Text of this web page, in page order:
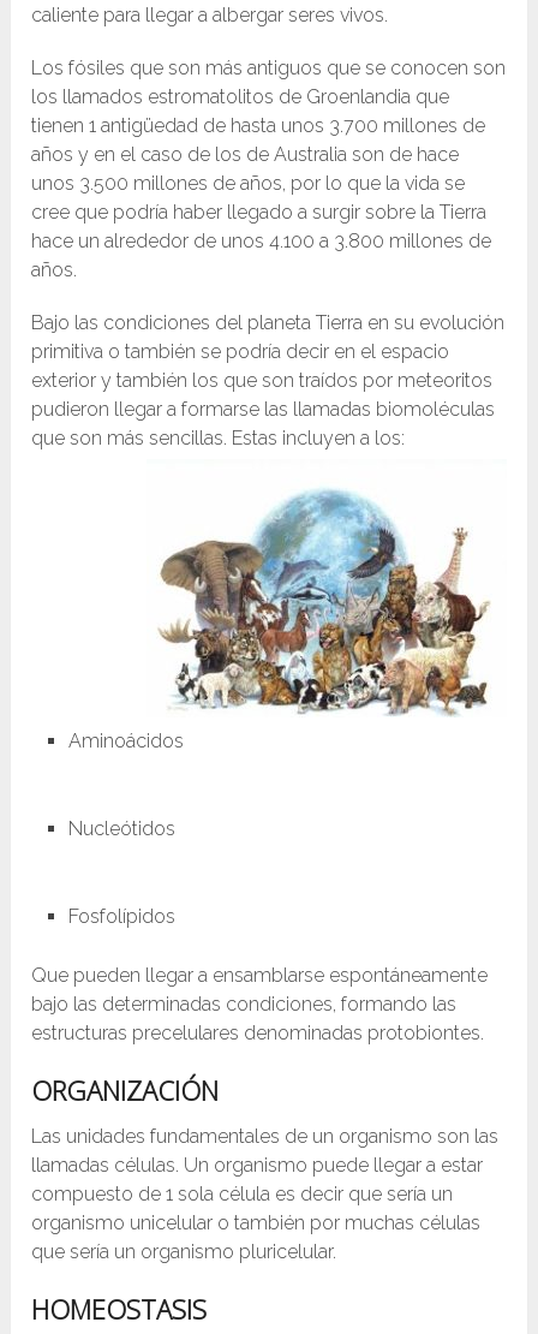
caliente para llegar a albergar seres vivos.
Los fósiles que son más antiguos que se conocen son
los llamados estromatolitos de Groenlandia que
tienen 1 antigüedad de hasta unos 3.700 millones de
años y en el caso de los de Australia son de hace
unos 3.500 millones de años, por lo que la vida se
cree que podría haber llegado a surgir sobre la Tierra
hace un alrededor de unos 4.100 a 3.800 millones de
años.
Bajo las condiciones del planeta Tierra en su evolución
primitiva o también se podría decir en el espacio
exterior y también los que son traídos por meteoritos
pudieron llegar a formarse las llamadas biomoléculas
que son más sencillas. Estas incluyen a los:
Aminoácidos
Nucleótidos
Fosfolípidos
Que pueden llegar a ensamblarse espontáneamente
bajo las determinadas condiciones, formando las
estructuras precelulares denominadas protobiontes.
ORGANIZACIÓN
Las unidades fundamentales de un organismo son las
llamadas células. Un organismo puede llegar a estar
compuesto de 1 sola célula es decir que sería un
organismo unicelular o también por muchas células
que sería un organismo pluricelular.
HOMEOSTASIS